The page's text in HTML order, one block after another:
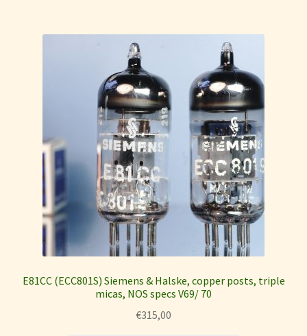
E81CC (ECC801S) Siemens & Halske, copper posts, triple
micas, NOS specs V69/ 70
€315,00